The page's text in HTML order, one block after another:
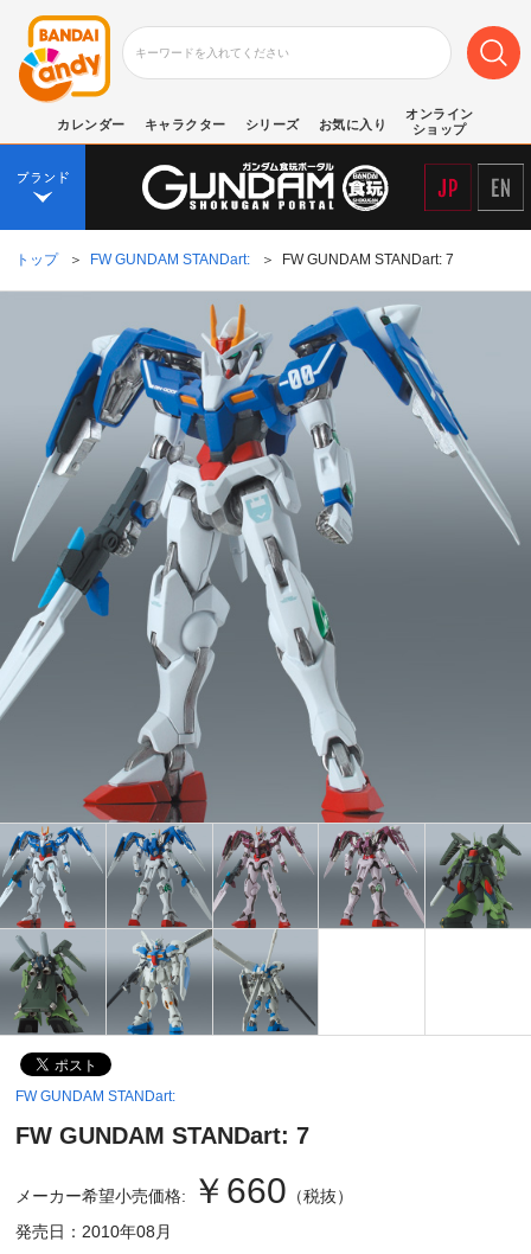
カレンダー キャラクター シリーズ お気に入り
オンライン
ショップ
トップ ＞ FW GUNDAM STANDart: ＞ FW GUNDAM STANDart: 7
FW GUNDAM STANDart:
FW GUNDAM STANDart: 7
メーカー希望小売価格: ￥660 （税抜）
発売日：2010年08月